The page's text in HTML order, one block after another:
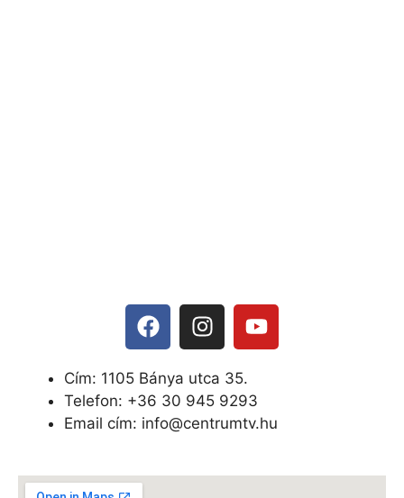
Cím: 1105 Bánya utca 35.
Telefon: +36 30 945 9293
Email cím: info@centrumtv.hu